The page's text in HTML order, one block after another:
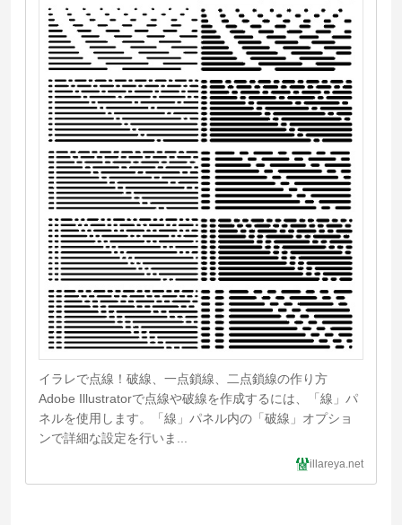
イラレで点線！破線、一点鎖線、二点鎖線の作り方
Adobe Illustratorで点線や破線を作成するには、「線」パ
ネルを使用します。「線」パネル内の「破線」オプショ
ンで詳細な設定を行いま...
illareya.net